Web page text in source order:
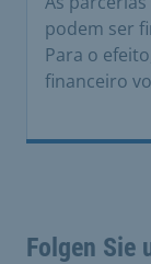
podem ser
Para o
financeiro
Folgen Sie